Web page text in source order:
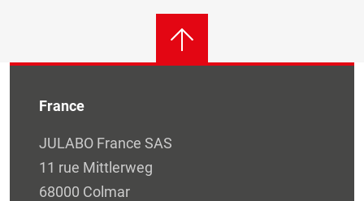
France
JULABO France SAS
11 rue Mittlerweg
68000 Colmar